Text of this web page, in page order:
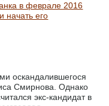
в феврале 2016
начать его
оскандалившегося
Смирнова. Однако
экс-кандидат в